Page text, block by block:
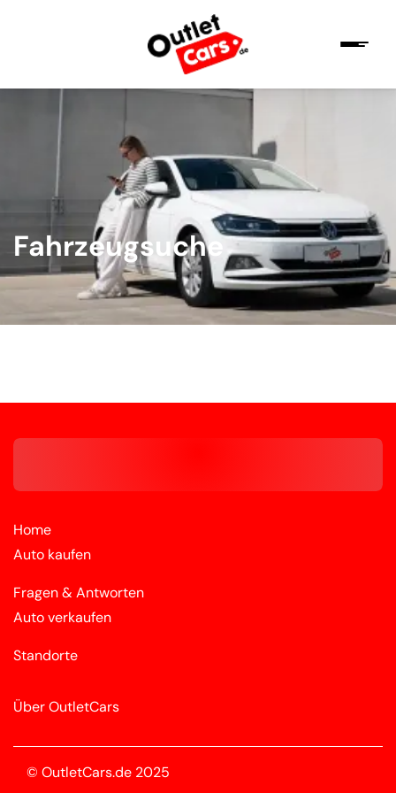
Fahrzeugsuche
Home
Auto kaufen
Fragen & Antworten
Auto verkaufen
Standorte
Über OutletCars
© OutletCars.de 2025